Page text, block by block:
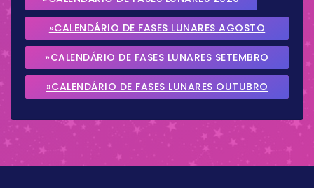
»CALENDÁRIO DE FASES LUNARES AGOSTO
2026
»CALENDÁRIO DE FASES LUNARES SETEMBRO
2026
»CALENDÁRIO DE FASES LUNARES OUTUBRO